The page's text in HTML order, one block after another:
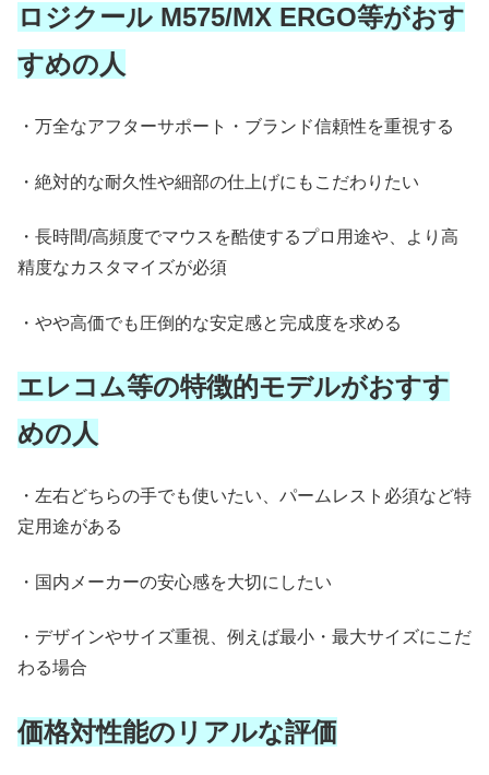
ロジクール M575/MX ERGO等がおす
すめの人
・万全なアフターサポート・ブランド信頼性を重視する
・絶対的な耐久性や細部の仕上げにもこだわりたい
・長時間/高頻度でマウスを酷使するプロ用途や、より高
精度なカスタマイズが必須
・やや高価でも圧倒的な安定感と完成度を求める
エレコム等の特徴的モデルがおすす
めの人
・左右どちらの手でも使いたい、パームレスト必須など特
定用途がある
・国内メーカーの安心感を大切にしたい
・デザインやサイズ重視、例えば最小・最大サイズにこだ
わる場合
価格対性能のリアルな評価